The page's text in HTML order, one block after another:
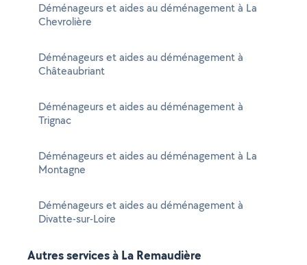
Déménageurs et aides au déménagement à La
Chevrolière
Déménageurs et aides au déménagement à
Châteaubriant
Déménageurs et aides au déménagement à
Trignac
Déménageurs et aides au déménagement à La
Montagne
Déménageurs et aides au déménagement à
Divatte-sur-Loire
Autres services à La Remaudière